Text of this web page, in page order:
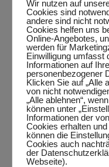
…in Marktoberdorf
…in Wertach
alle Termine
bitte auf den jeweiligen
mit Anmeldung
DJ-Kurse
Wir nutzen auf
Cookies sind
andere sind nicht
Cookies helfen uns
Online-Angebotes,
werden für
Einwilligung umfasst
Informationen auf
personenbezogener
Klicken Sie auf „Alle
von nicht
„Alle ablehnen“,
können unter
Informationen der
Cookies erhalten
können die
Cookies auch
der
Webseite).